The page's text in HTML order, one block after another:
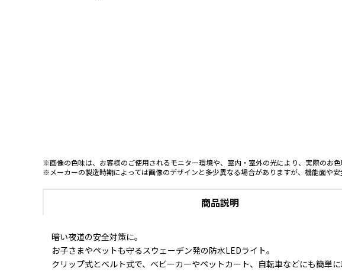
※画像の色味は、お客様のご使用されるモニター環境や、室内・室外の光により、実際のお
※メーカーの製造時期によっては画像のデザインと多少異なる場合がありますが、機能面や安
商品説明
暗い夜道の安全対策に。
お子さまやペットも守るスウェーデン発の防水LEDライト。
クリップ式とベルト式で、ベビーカーやペットカート、自転車などにも簡単に